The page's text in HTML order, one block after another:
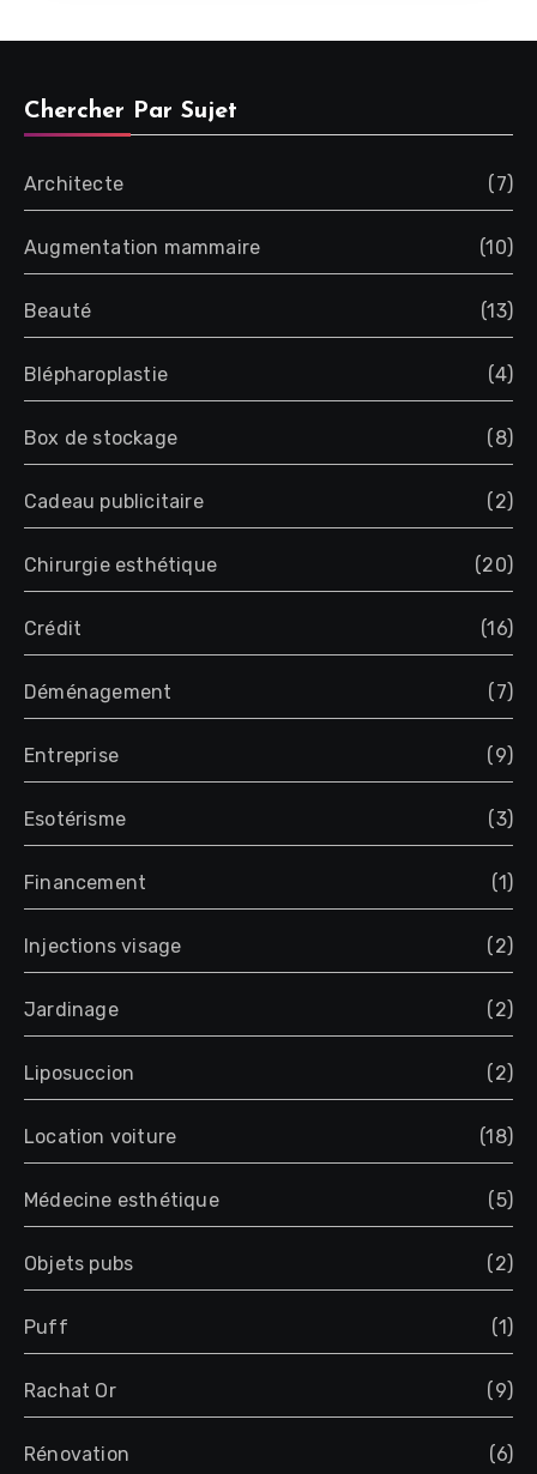
Chercher Par Sujet
Architecte (7)
Augmentation mammaire (10)
Beauté (13)
Blépharoplastie (4)
Box de stockage (8)
Cadeau publicitaire (2)
Chirurgie esthétique (20)
Crédit (16)
Déménagement (7)
Entreprise (9)
Esotérisme (3)
Financement (1)
Injections visage (2)
Jardinage (2)
Liposuccion (2)
Location voiture (18)
Médecine esthétique (5)
Objets pubs (2)
Puff (1)
Rachat Or (9)
Rénovation (6)